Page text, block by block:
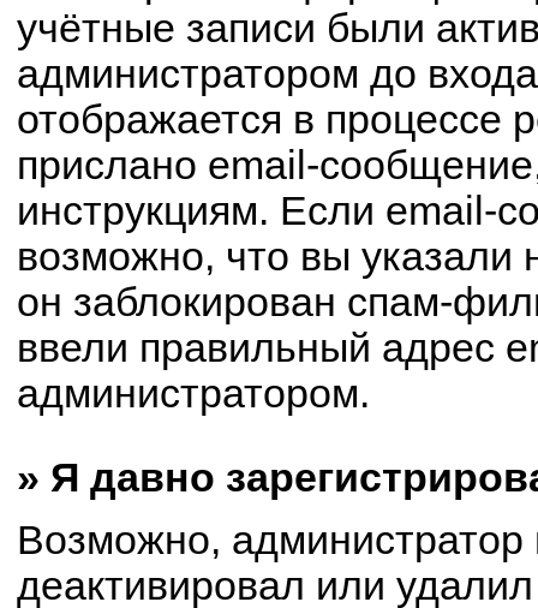
учётные записи были
администратором до
отображается в процессе
прислано email-
инструкциям. Если email-
возможно, что вы
он заблокирован спам-
ввели правильный адрес
администратором.
» Я давно
Возможно, администратор
деактивировал или